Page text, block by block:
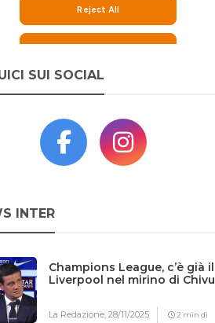
SUI SOCIAL
INTER
Champions League, c’è già il
Liverpool nel mirino di Chivu
La Redazione,28/11/2025 2 min di